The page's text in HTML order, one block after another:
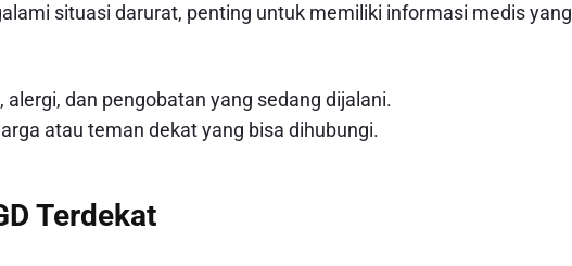
situasi darurat, penting untuk memiliki informasi medis yang
dan pengobatan yang sedang dijalani.
atau teman dekat yang bisa dihubungi.
Terdekat